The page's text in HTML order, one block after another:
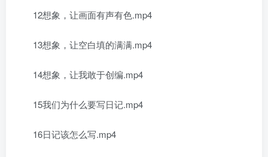
12想象，让画面有声有色.mp4
13想象，让空白填的满满.mp4
14想象，让我敢于创编.mp4
15我们为什么要写日记.mp4
16日记该怎么写.mp4